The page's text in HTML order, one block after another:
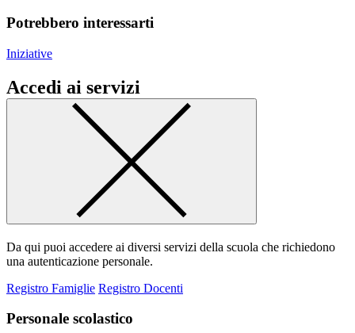
Potrebbero interessarti
Iniziative
Accedi ai servizi
Da qui puoi accedere ai diversi servizi della scuola che richiedono
una autenticazione personale.
Registro Famiglie Registro Docenti
Personale scolastico